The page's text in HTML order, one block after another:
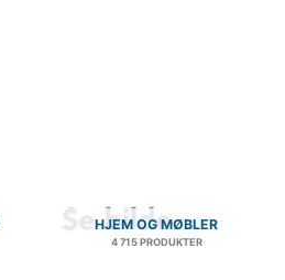
HJEM OG MØBLER
4 715 PRODUKTER